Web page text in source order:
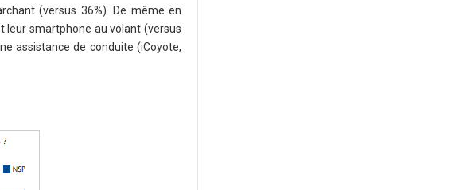
(versus 36%). De même en
leur smartphone au volant (versus
assistance de conduite (iCoyote,